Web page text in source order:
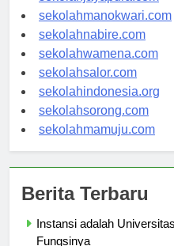
sekolahjayapura.com
sekolahmanokwari.com
sekolahnabire.com
sekolahwamena.com
sekolahsalor.com
sekolahindonesia.org
sekolahsorong.com
Instansi adalah